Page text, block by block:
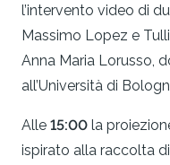
l’intervento video di
Massimo Lopez e
Anna Maria Lorusso,
all’Università di
Alle 15:00 la
ispirato alla raccolta